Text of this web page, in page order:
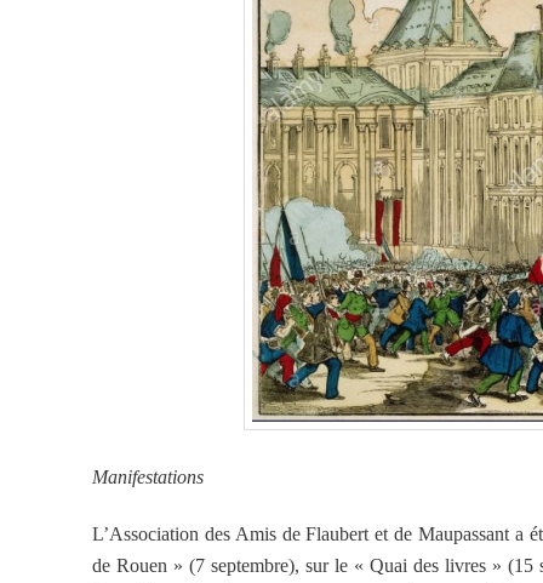
Manifestations
L’Association des Amis de Flaubert et de Maupassant a
de Rouen » (7 septembre), sur le « Quai des livres » (15